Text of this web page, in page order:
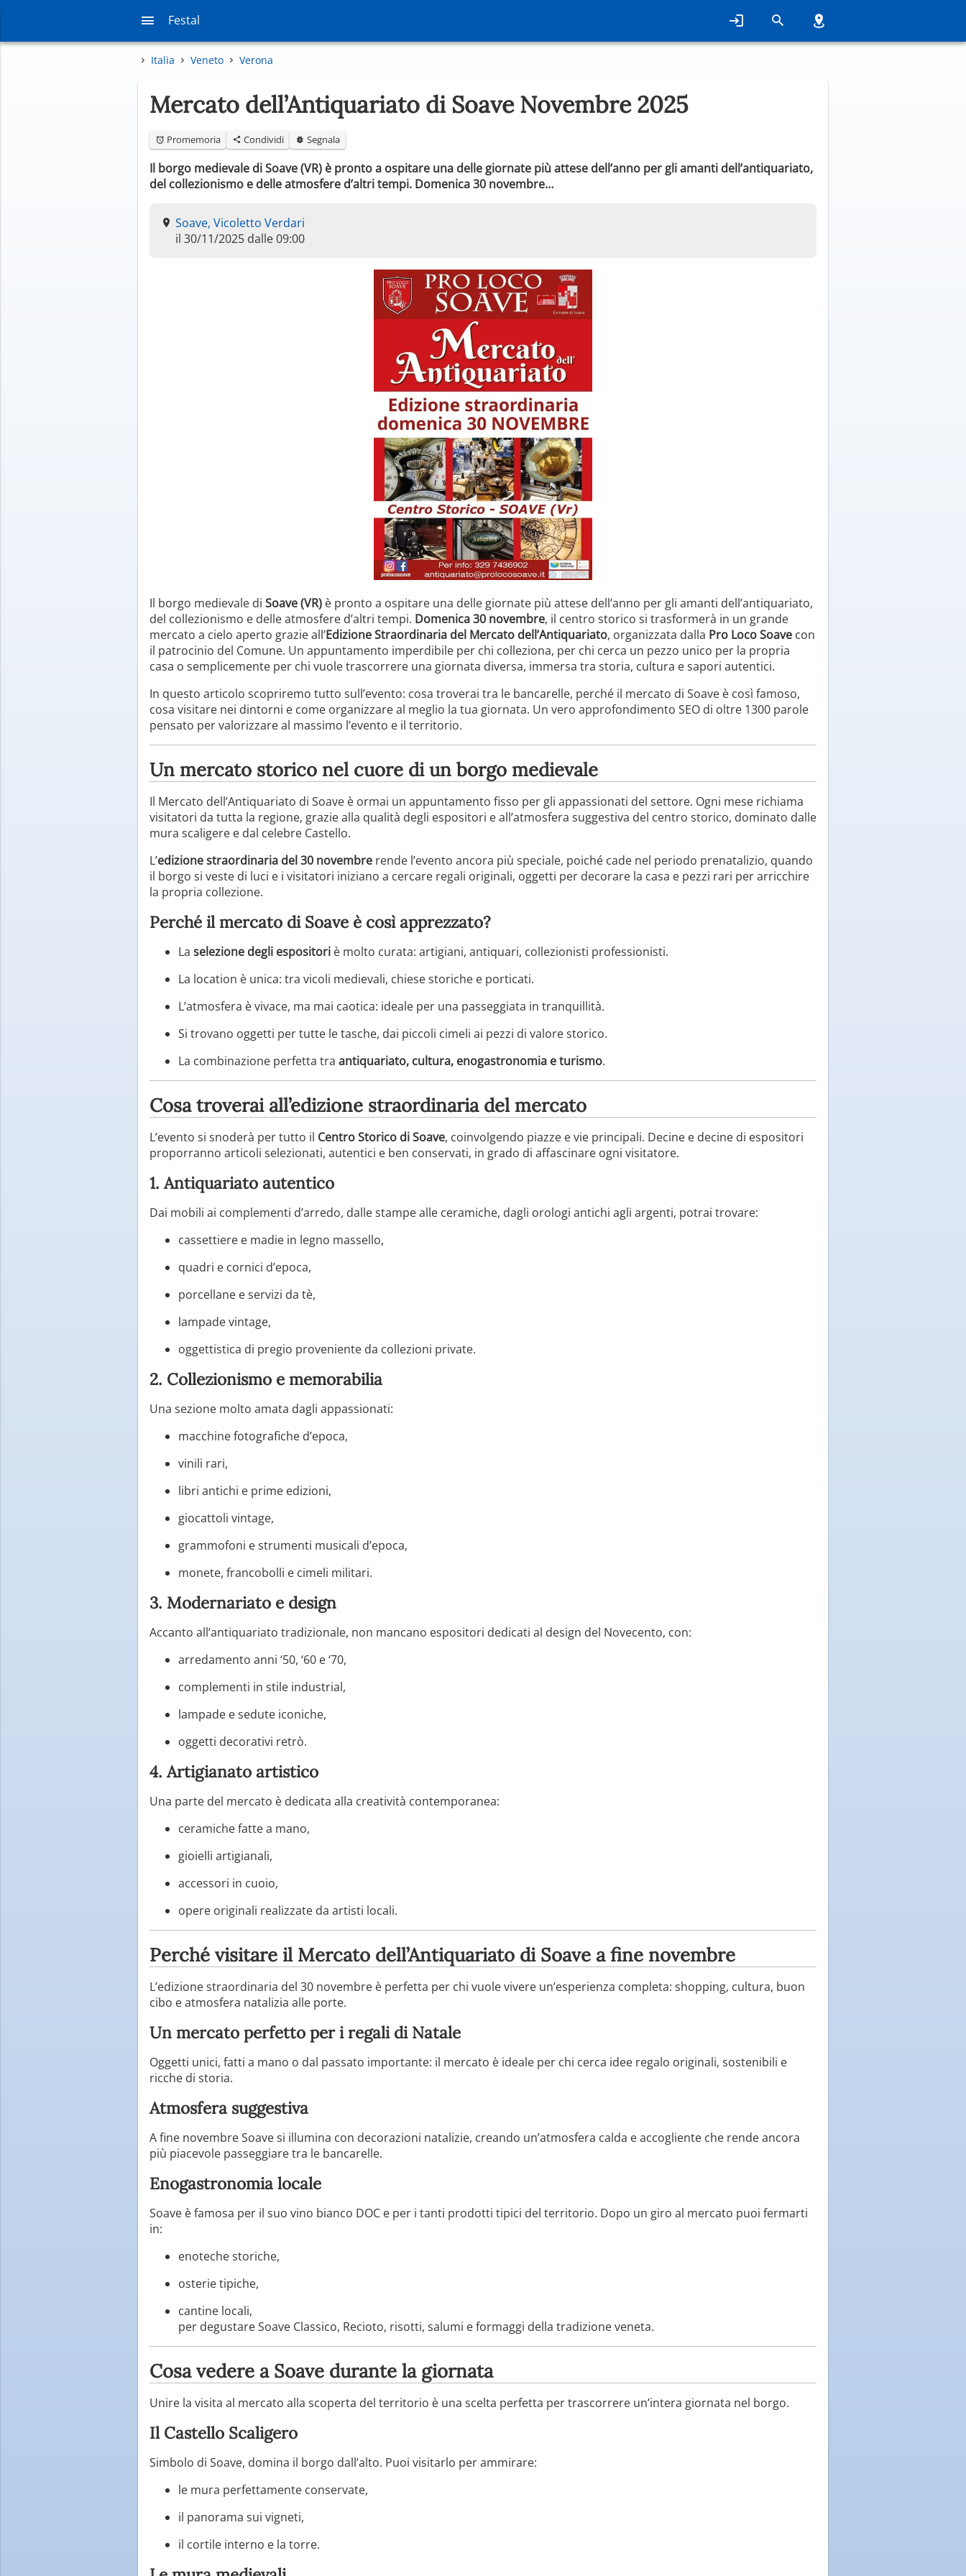
Festal
Italia Veneto Verona
Mercato dell’Antiquariato di Soave Novembre 2025
Promemoria Condividi Segnala
Il borgo medievale di Soave (VR) è pronto a ospitare una delle giornate più attese dell’anno per gli amanti dell’antiquariato,
del collezionismo e delle atmosfere d’altri tempi. Domenica 30 novembre…
Soave, Vicoletto Verdari
il 30/11/2025 dalle 09:00
Il borgo medievale di Soave (VR) è pronto a ospitare una delle giornate più attese dell’anno per gli amanti dell’antiquariato,
del collezionismo e delle atmosfere d’altri tempi. Domenica 30 novembre, il centro storico si trasformerà in un grande
mercato a cielo aperto grazie all’Edizione Straordinaria del Mercato dell’Antiquariato, organizzata dalla Pro Loco Soave con
il patrocinio del Comune. Un appuntamento imperdibile per chi colleziona, per chi cerca un pezzo unico per la propria
casa o semplicemente per chi vuole trascorrere una giornata diversa, immersa tra storia, cultura e sapori autentici.
In questo articolo scopriremo tutto sull’evento: cosa troverai tra le bancarelle, perché il mercato di Soave è così famoso,
cosa visitare nei dintorni e come organizzare al meglio la tua giornata. Un vero approfondimento SEO di oltre 1300 parole
pensato per valorizzare al massimo l’evento e il territorio.
Un mercato storico nel cuore di un borgo medievale
Il Mercato dell’Antiquariato di Soave è ormai un appuntamento fisso per gli appassionati del settore. Ogni mese richiama
visitatori da tutta la regione, grazie alla qualità degli espositori e all’atmosfera suggestiva del centro storico, dominato dalle
mura scaligere e dal celebre Castello.
L’edizione straordinaria del 30 novembre rende l’evento ancora più speciale, poiché cade nel periodo prenatalizio, quando
il borgo si veste di luci e i visitatori iniziano a cercare regali originali, oggetti per decorare la casa e pezzi rari per arricchire
la propria collezione.
Perché il mercato di Soave è così apprezzato?
La selezione degli espositori è molto curata: artigiani, antiquari, collezionisti professionisti.
La location è unica: tra vicoli medievali, chiese storiche e porticati.
L’atmosfera è vivace, ma mai caotica: ideale per una passeggiata in tranquillità.
Si trovano oggetti per tutte le tasche, dai piccoli cimeli ai pezzi di valore storico.
La combinazione perfetta tra antiquariato, cultura, enogastronomia e turismo.
Cosa troverai all’edizione straordinaria del mercato
L’evento si snoderà per tutto il Centro Storico di Soave, coinvolgendo piazze e vie principali. Decine e decine di espositori
proporranno articoli selezionati, autentici e ben conservati, in grado di affascinare ogni visitatore.
1. Antiquariato autentico
Dai mobili ai complementi d’arredo, dalle stampe alle ceramiche, dagli orologi antichi agli argenti, potrai trovare:
cassettiere e madie in legno massello,
quadri e cornici d’epoca,
porcellane e servizi da tè,
lampade vintage,
oggettistica di pregio proveniente da collezioni private.
2. Collezionismo e memorabilia
Una sezione molto amata dagli appassionati:
macchine fotografiche d’epoca,
vinili rari,
libri antichi e prime edizioni,
giocattoli vintage,
grammofoni e strumenti musicali d’epoca,
monete, francobolli e cimeli militari.
3. Modernariato e design
Accanto all’antiquariato tradizionale, non mancano espositori dedicati al design del Novecento, con:
arredamento anni ‘50, ‘60 e ‘70,
complementi in stile industrial,
lampade e sedute iconiche,
oggetti decorativi retrò.
4. Artigianato artistico
Una parte del mercato è dedicata alla creatività contemporanea:
ceramiche fatte a mano,
gioielli artigianali,
accessori in cuoio,
opere originali realizzate da artisti locali.
Perché visitare il Mercato dell’Antiquariato di Soave a fine novembre
L’edizione straordinaria del 30 novembre è perfetta per chi vuole vivere un’esperienza completa: shopping, cultura, buon
cibo e atmosfera natalizia alle porte.
Un mercato perfetto per i regali di Natale
Oggetti unici, fatti a mano o dal passato importante: il mercato è ideale per chi cerca idee regalo originali, sostenibili e
ricche di storia.
Atmosfera suggestiva
A fine novembre Soave si illumina con decorazioni natalizie, creando un’atmosfera calda e accogliente che rende ancora
più piacevole passeggiare tra le bancarelle.
Enogastronomia locale
Soave è famosa per il suo vino bianco DOC e per i tanti prodotti tipici del territorio. Dopo un giro al mercato puoi fermarti
in:
enoteche storiche,
osterie tipiche,
cantine locali,
per degustare Soave Classico, Recioto, risotti, salumi e formaggi della tradizione veneta.
Cosa vedere a Soave durante la giornata
Unire la visita al mercato alla scoperta del territorio è una scelta perfetta per trascorrere un’intera giornata nel borgo.
Il Castello Scaligero
Simbolo di Soave, domina il borgo dall’alto. Puoi visitarlo per ammirare:
le mura perfettamente conservate,
il panorama sui vigneti,
il cortile interno e la torre.